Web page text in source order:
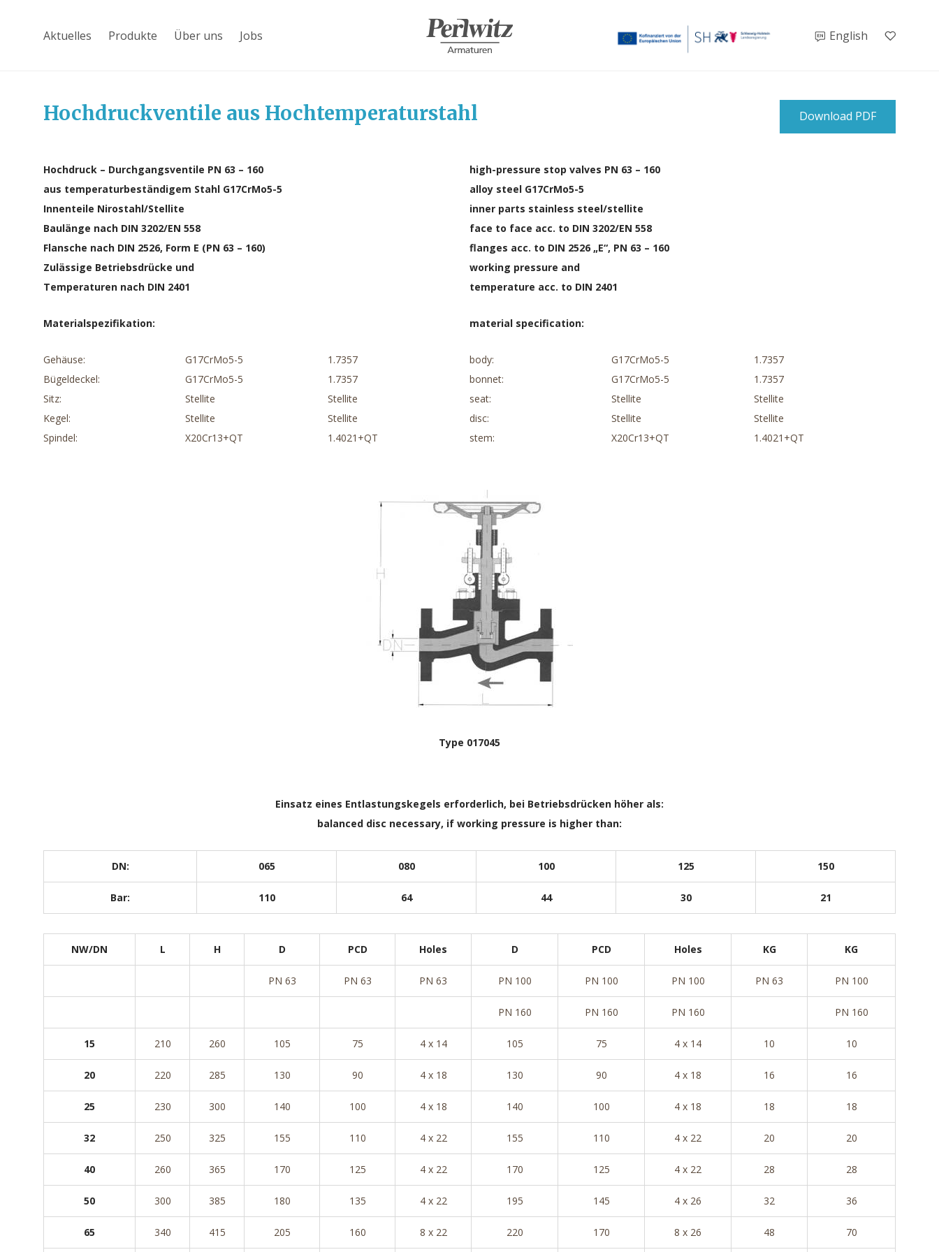
Aktuelles Produkte Über uns Jobs English
Hochdruckventile aus Hochtemperaturstahl Download PDF
Hochdruck – Durchgangsventile PN 63 – 160
aus temperaturbeständigem Stahl G17CrMo5-5
Innenteile Nirostahl/Stellite
Baulänge nach DIN 3202/EN 558
Flansche nach DIN 2526, Form E (PN 63 – 160)
Zulässige Betriebsdrücke und
Temperaturen nach DIN 2401
Materialspezifikation:
Gehäuse: G17CrMo5-5
1.7357
Bügeldeckel:
G17CrMo5-5
1.7357
Sitz:
Stellite
Stellite
Kegel:
Stellite
Stellite
Spindel:
X20Cr13+QT 1.4021+QT
high-pressure stop valves PN 63 – 160
alloy steel G17CrMo5-5
inner parts stainless steel/stellite
face to face acc. to DIN 3202/EN 558
flanges acc. to DIN 2526 „E“, PN 63 – 160
working pressure and
temperature acc. to DIN 2401
material specification:
body: G17CrMo5-5
1.7357
bonnet:
G17CrMo5-5
1.7357
seat:
Stellite
Stellite
disc:
Stellite
Stellite
stem:
X20Cr13+QT 1.4021+QT
Type 017045
Einsatz eines Entlastungskegels erforderlich, bei Betriebsdrücken höher als:
balanced disc necessary, if working pressure is higher than:
DN: 065 080 100 125 150
Bar: 110 64 44 30 21
NW/DN L H D PCD Holes D PCD Holes KG KG
PN 63 PN 63 PN 63 PN 100 PN 100 PN 100 PN 63 PN 100
PN 160 PN 160 PN 160 PN 160
15 210 260 105 75 4 x 14 105 75 4 x 14 10 10
20 220 285 130 90 4 x 18 130 90 4 x 18 16 16
25 230 300 140 100 4 x 18 140 100 4 x 18 18 18
32 250 325 155 110 4 x 22 155 110 4 x 22 20 20
40 260 365 170 125 4 x 22 170 125 4 x 22 28 28
50 300 385 180 135 4 x 22 195 145 4 x 26 32 36
65 340 415 205 160 8 x 22 220 170 8 x 26 48 70